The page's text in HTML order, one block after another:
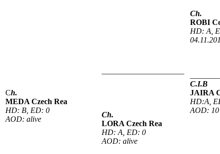
Ch.
MEDA Czech Rea
HD: B, ED: 0
AOD: alive
Ch.
LORA Czech Rea
HD: A, ED: 0
AOD: alive
Ch.
ROBI
HD: A,
C.I.B
JAIRA
HD:A,
AOD: 10